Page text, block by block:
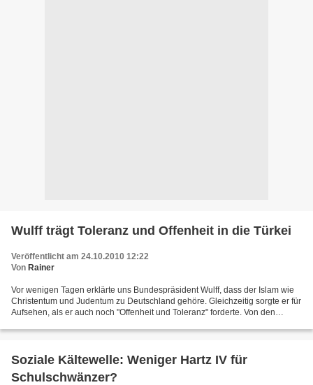
Wulff trägt Toleranz und Offenheit in die Türkei
Veröffentlicht am 24.10.2010 12:22
Von Rainer
Vor wenigen Tagen erklärte uns Bundespräsident Wulff, dass der Islam wie
Christentum und Judentum zu Deutschland gehöre. Gleichzeitig sorgte er für
Aufsehen, als er auch noch "Offenheit und Toleranz" forderte. Von den
Soziale Kältewelle: Weniger Hartz IV für
Schulschwänzer?